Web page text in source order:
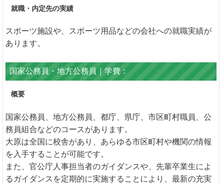
就職・内定先の実績
スポーツ施設や、スポーツ用品などの会社への就職実績が
あります。
国家公務員・地方公務員｜学費：
概要
国家公務員、地方公務員、都庁、県庁、市区町村職員、公
務員組合などのコースがあります。
大原は全国に校舎があり、あらゆる市区町村や機関の情報
を入手することが可能です。
また、官公庁人事担当者のガイダンスや、先輩卒業生によ
るガイダンスを定期的に実施することにより、最新の充実